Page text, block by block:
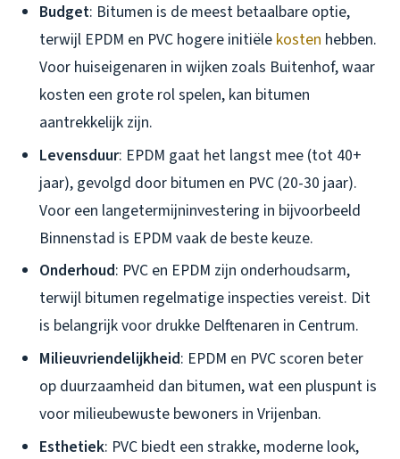
Budget: Bitumen is de meest betaalbare optie,
terwijl EPDM en PVC hogere initiële kosten hebben.
Voor huiseigenaren in wijken zoals Buitenhof, waar
kosten een grote rol spelen, kan bitumen
aantrekkelijk zijn.
Levensduur: EPDM gaat het langst mee (tot 40+
jaar), gevolgd door bitumen en PVC (20-30 jaar).
Voor een langetermijninvestering in bijvoorbeeld
Binnenstad is EPDM vaak de beste keuze.
Onderhoud: PVC en EPDM zijn onderhoudsarm,
terwijl bitumen regelmatige inspecties vereist. Dit
is belangrijk voor drukke Delftenaren in Centrum.
Milieuvriendelijkheid: EPDM en PVC scoren beter
op duurzaamheid dan bitumen, wat een pluspunt is
voor milieubewuste bewoners in Vrijenban.
Esthetiek: PVC biedt een strakke, moderne look,